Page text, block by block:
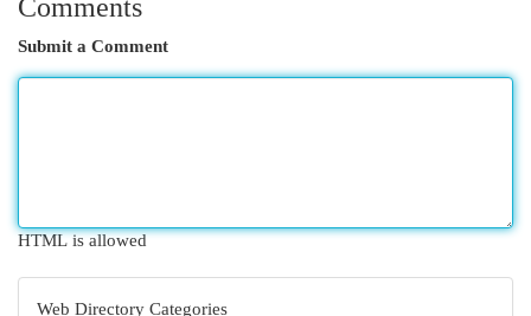
Comments
Submit a Comment
HTML is allowed
Web Directory Categories